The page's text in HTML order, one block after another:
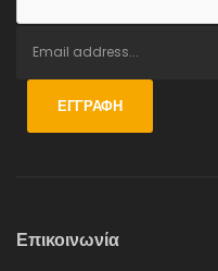
ΕΓΓΡΑΦΉ
Επικοινωνία